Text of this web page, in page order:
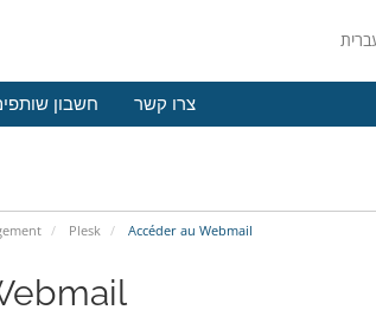
חשבון צרו קשר
Plesk Accéder au Webmail